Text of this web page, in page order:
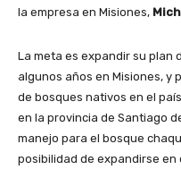
la empresa en Misiones,
La meta es expandir su plan
algunos años en Misiones, y
de bosques nativos en el
en la provincia de Santiago
manejo para el bosque
posibilidad de expandirse en